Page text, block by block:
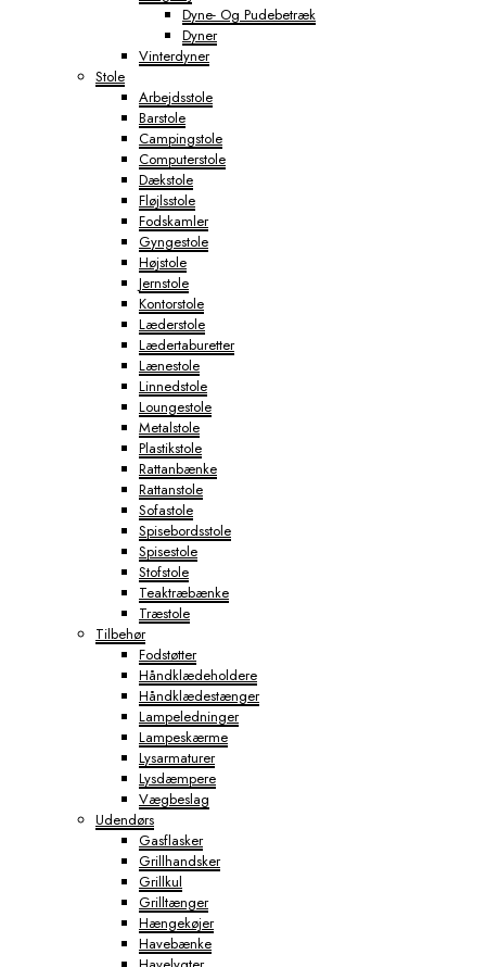
Dyne- Og Pudebetræk
Dyner
Vinterdyner
Stole
Arbejdsstole
Barstole
Campingstole
Computerstole
Dækstole
Fløjlsstole
Fodskamler
Gyngestole
Højstole
Jernstole
Kontorstole
Læderstole
Lædertaburetter
Lænestole
Linnedstole
Loungestole
Metalstole
Plastikstole
Rattanbænke
Rattanstole
Sofastole
Spisebordsstole
Spisestole
Stofstole
Teaktræbænke
Træstole
Tilbehør
Fodstøtter
Håndklædeholdere
Håndklædestænger
Lampeledninger
Lampeskærme
Lysarmaturer
Lysdæmpere
Vægbeslag
Udendørs
Gasflasker
Grillhandsker
Grillkul
Grilltænger
Hængekøjer
Havebænke